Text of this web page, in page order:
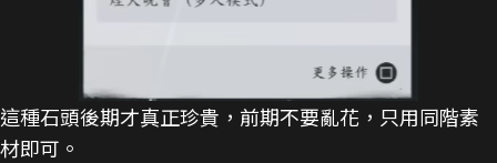
這種石頭後期才真正珍貴，前期不要亂花，只用同階素
材即可。